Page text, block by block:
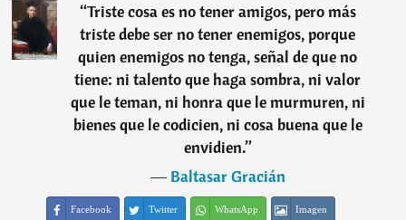
“Triste cosa es no tener amigos, pero más
triste debe ser no tener enemigos, porque
quien enemigos no tenga, señal de que no
tiene: ni talento que haga sombra, ni valor
que le teman, ni honra que le murmuren, ni
bienes que le codicien, ni cosa buena que le
envidien.”
―Baltasar Gracián
Facebook Twitter WhatsApp Imagen